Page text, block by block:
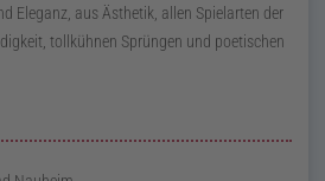
Eleganz, aus Ästhetik, allen Spielarten der
tollkühnen Sprüngen und poetischen